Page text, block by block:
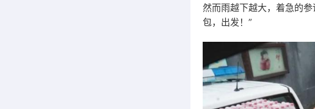
然而雨越下越大，着急的
包，出发！”